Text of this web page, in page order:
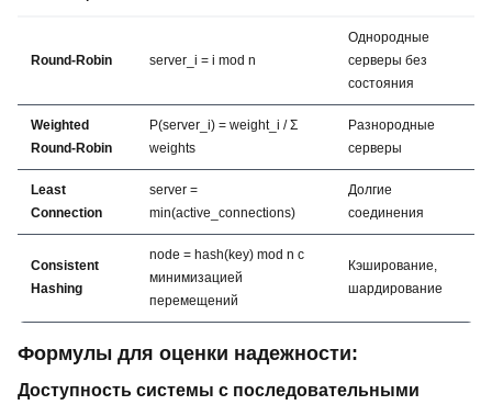
Round-Robin server_i = i mod n
Однородные
серверы без
состояния
Weighted
Round-Robin
P(server_i) = weight_i / Σ
weights
Разнородные
серверы
Least
Connection
server =
min(active_connections)
Долгие
соединения
Consistent
Hashing
node = hash(key) mod n с
минимизацией
перемещений
Кэширование,
шардирование
Формулы для оценки надежности:
Доступность системы с последовательными